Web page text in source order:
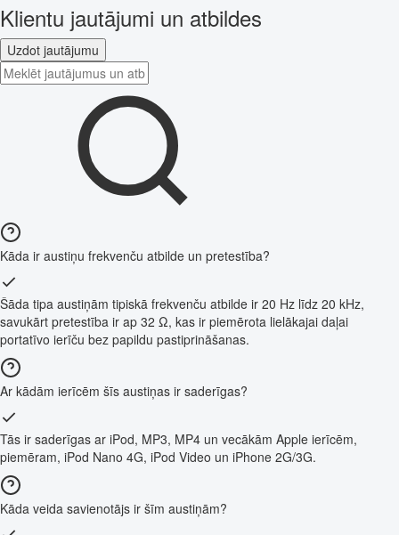
Klientu jautājumi un atbildes
Uzdot jautājumu
Kāda ir austiņu frekvenču atbilde un pretestība?
Šāda tipa austiņām tipiskā frekvenču atbilde ir 20 Hz līdz 20 kHz,
savukārt pretestība ir ap 32 Ω, kas ir piemērota lielākajai daļai
portatīvo ierīču bez papildu pastiprināšanas.
Ar kādām ierīcēm šīs austiņas ir saderīgas?
Tās ir saderīgas ar iPod, MP3, MP4 un vecākām Apple ierīcēm,
piemēram, iPod Nano 4G, iPod Video un iPhone 2G/3G.
Kāda veida savienotājs ir šīm austiņām?